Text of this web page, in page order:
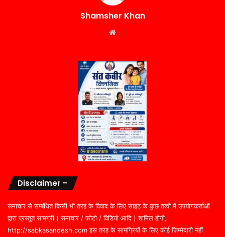
Shamsher Khan
Disclaimer –
समाचार से सम्बंधित किसी भी तरह के विवाद के लिए साइट के कुछ तत्वों में उपयोगकर्ताओं
द्वारा प्रस्तुत सामग्री ( समाचार / फोटो / विडियो आदि ) शामिल होगी,
http://sabkasandesh.com इस तरह के सामग्रियों के लिए कोई ज़िम्मेदारी नहीं